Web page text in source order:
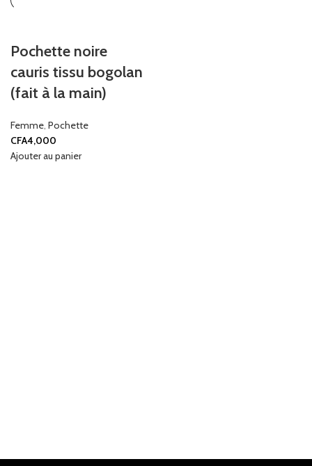
Pochette noire
cauris tissu bogolan
(fait à la main)
Femme Pochette
CFA4,000
Ajouter au panier